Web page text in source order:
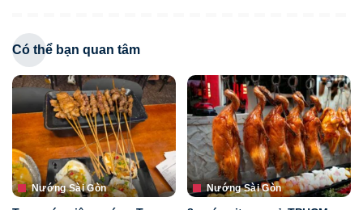
Có thể bạn quan tâm
Nướng Sài Gòn Nướng Sài Gòn